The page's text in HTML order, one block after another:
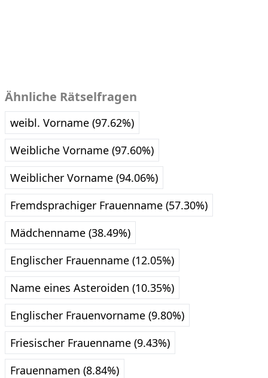
Ähnliche Rätselfragen
weibl. Vorname (97.62%)
Weibliche Vorname (97.60%)
Weiblicher Vorname (94.06%)
Fremdsprachiger Frauenname (57.30%)
Mädchenname (38.49%)
Englischer Frauenname (12.05%)
Name eines Asteroiden (10.35%)
Englischer Frauenvorname (9.80%)
Friesischer Frauenname (9.43%)
Frauennamen (8.84%)